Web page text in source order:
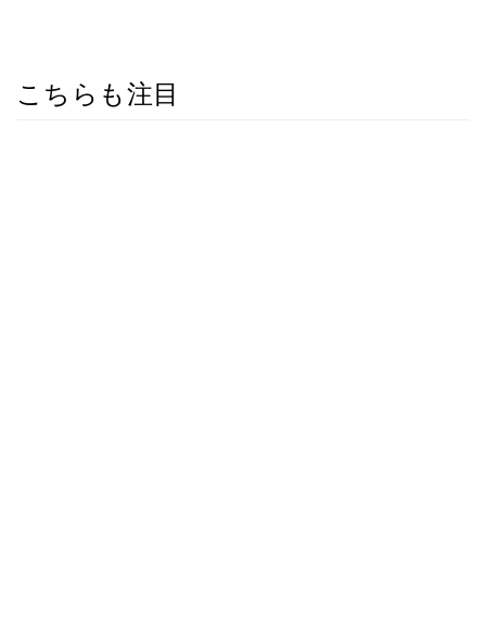
こちらも注目